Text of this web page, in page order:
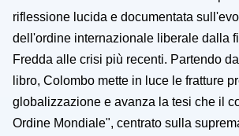
riflessione lucida e documentata
dell'ordine internazionale liberale dalla
Fredda alle crisi più recenti. Partendo
libro, Colombo mette in luce le fratture
globalizzazione e avanza la tesi che il
Ordine Mondiale", centrato sulla